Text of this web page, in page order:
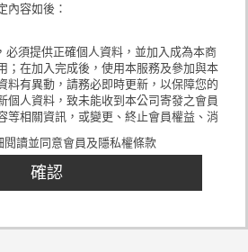
內容如後：
必須提供正確個人資料，並加入成為本商
；在加入完成後，使用本服務及參加與本
料有異動，請務必即時更新，以保障您的
個人資料，致未能收到本公司寄發之會員
等相關資訊，或變更、終止會員權益、消
之個人資料受到本商店隱私權條款之保護
、變更、修改或終止本服務及本條款，於
閱讀並同意會員及隱私權條款